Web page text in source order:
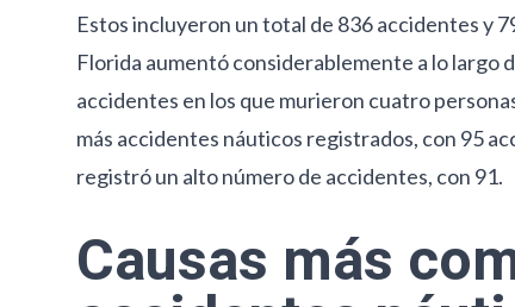
Estos incluyeron un total de 836 accidentes y
Florida aumentó considerablemente a lo largo
accidentes en los que murieron cuatro
más accidentes náuticos registrados, con 95
registró un alto número de accidentes, con 91.
Causas más